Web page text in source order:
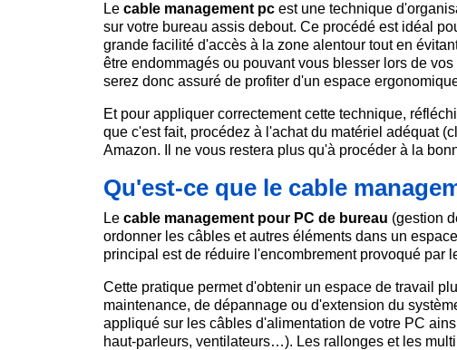
Le cable management pc est une technique
sur votre bureau assis debout. Ce procédé est idéal
grande facilité d'accès à la zone alentour tout en
être endommagés ou pouvant vous blesser lors de
serez donc assuré de profiter d'un espace
Et pour appliquer correctement cette technique,
que c'est fait, procédez à l'achat du matériel adéquat
Amazon. Il ne vous restera plus qu'à procéder à la
Qu'est-ce que le cable
Le cable management pour PC de bureau (gestion
ordonner les câbles et autres éléments dans un
principal est de réduire l'encombrement provoqué par
Cette pratique permet d'obtenir un espace de travail
maintenance, de dépannage ou d'extension du
appliqué sur les câbles d'alimentation de votre PC
haut-parleurs, ventilateurs…). Les rallonges et les